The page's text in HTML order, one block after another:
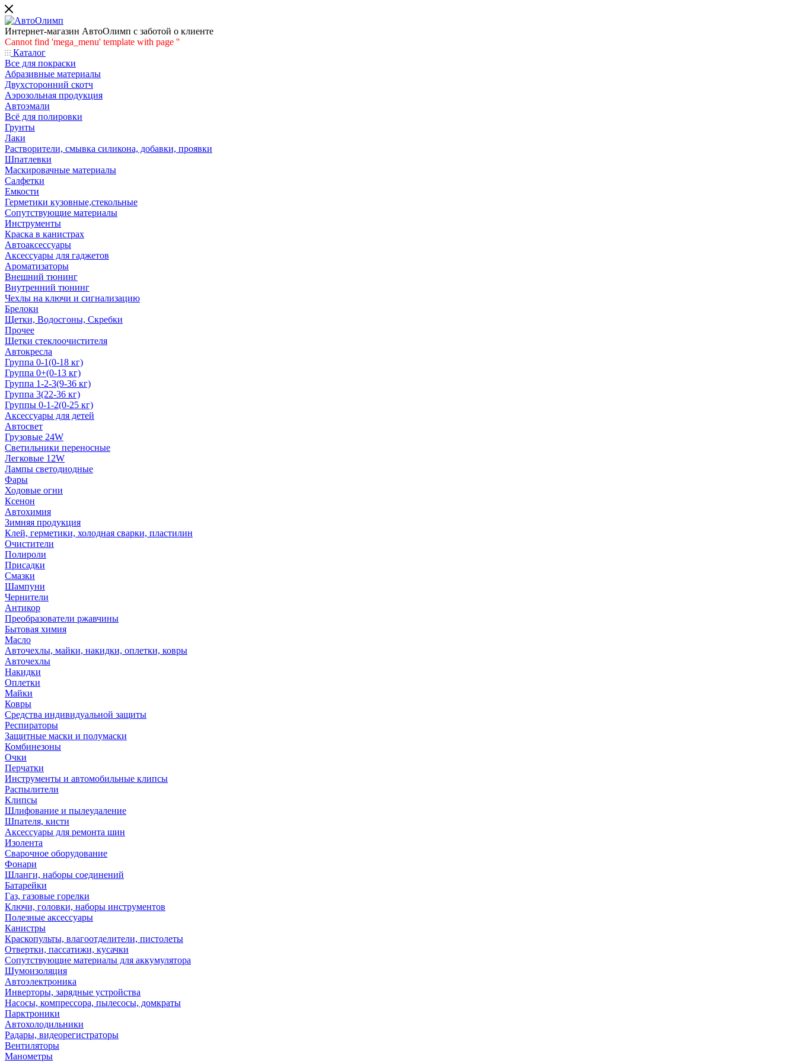
Интернет-магазин АвтоОлимп с заботой о клиенте
Cannot find 'mega_menu' template with page ''
Каталог
Все для покраски
Абразивные материалы
Двухсторонний скотч
Аэрозольная продукция
Автоэмали
Всё для полировки
Грунты
Лаки
Растворители, смывка силикона, добавки, проявки
Шпатлевки
Маскировачные материалы
Салфетки
Емкости
Герметики кузовные,стекольные
Сопутствующие материалы
Инструменты
Краска в канистрах
Автоаксессуары
Аксессуары для гаджетов
Ароматизаторы
Внешний тюнинг
Внутренний тюнинг
Чехлы на ключи и сигнализацию
Брелоки
Щетки, Водосгоны, Скребки
Прочее
Щетки стеклоочистителя
Автокресла
Группа 0-1(0-18 кг)
Группа 0+(0-13 кг)
Группа 1-2-3(9-36 кг)
Группа 3(22-36 кг)
Группы 0-1-2(0-25 кг)
Аксессуары для детей
Автосвет
Грузовые 24W
Светильники переносные
Легковые 12W
Лампы светодиодные
Фары
Ходовые огни
Ксенон
Автохимия
Зимняя продукция
Клей, герметики, холодная сварки, пластилин
Очистители
Полироли
Присадки
Смазки
Шампуни
Чернители
Антикор
Преобразователи ржавчины
Бытовая химия
Масло
Авточехлы, майки, накидки, оплетки, ковры
Авточехлы
Накидки
Оплетки
Майки
Ковры
Средства индивидуальной защиты
Респираторы
Защитные маски и полумаски
Комбинезоны
Очки
Перчатки
Инструменты и автомобильные клипсы
Распылители
Клипсы
Шлифование и пылеудаление
Шпателя, кисти
Аксессуары для ремонта шин
Изолента
Сварочное оборудование
Фонари
Шланги, наборы соединений
Батарейки
Газ, газовые горелки
Ключи, головки, наборы инструментов
Полезные аксессуары
Канистры
Краскопульты, влагоотделители, пистолеты
Отвертки, пассатижи, кусачки
Сопутствующие материалы для аккумулятора
Шумоизоляция
Автоэлектроника
Инверторы, зарядные устройства
Насосы, компрессора, пылесосы, домкраты
Парктроники
Автохолодильники
Радары, видеорегистраторы
Вентиляторы
Манометры